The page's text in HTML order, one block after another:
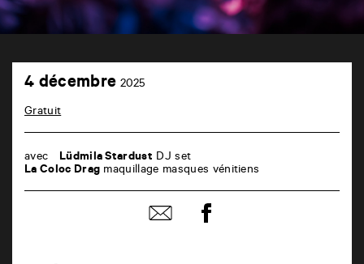
Marne
Poitiers
4 décembre 2025
Gratuit
avec Lüdmila Stardust DJ set
La Coloc Drag maquillage masques vénitiens
Partager
par
Partager
sur